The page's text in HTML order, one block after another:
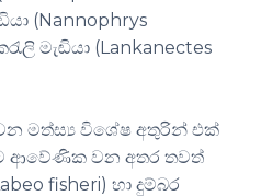
(Nannophrys
මැඬියා (Lankanectes
වන මත්ස්‍ය විශේෂ අතුරින් එක්
ආවේණික වන අතර තවත්
fisheri) හා දුම්බර